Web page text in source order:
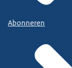
Abonneren